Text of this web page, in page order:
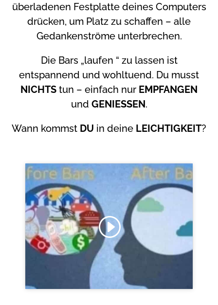
überladenen Festplatte deines Computers
drücken, um Platz zu schaffen – alle
Gedankenströme unterbrechen.
Die Bars „laufen “ zu lassen ist
entspannend und wohltuend. Du musst
NICHTS tun – einfach nur EMPFANGEN
und GENIESSEN.
Wann kommst DU in deine LEICHTIGKEIT?
Klicke hier, um Marketing-Cookies zu
akzeptieren und diesen Inhalt zu
aktivieren